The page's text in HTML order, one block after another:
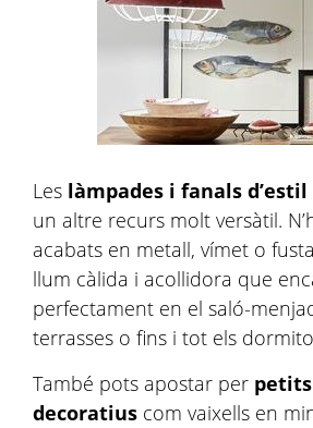
Les làmpades i fanals
un altre recurs molt versàtil.
acabats en metall, vímet o
llum càlida i acollidora que
perfectament en el saló-
terrasses o fins i tot els
També pots apostar per
decoratius com vaixells en